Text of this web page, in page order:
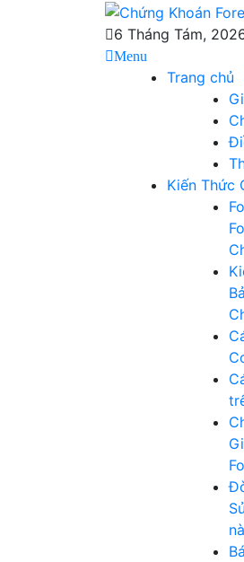
Chứng
Forex
Blog chia sẻ về
6 Tháng Tám,
Menu
Trang chủ
Kiến Thức